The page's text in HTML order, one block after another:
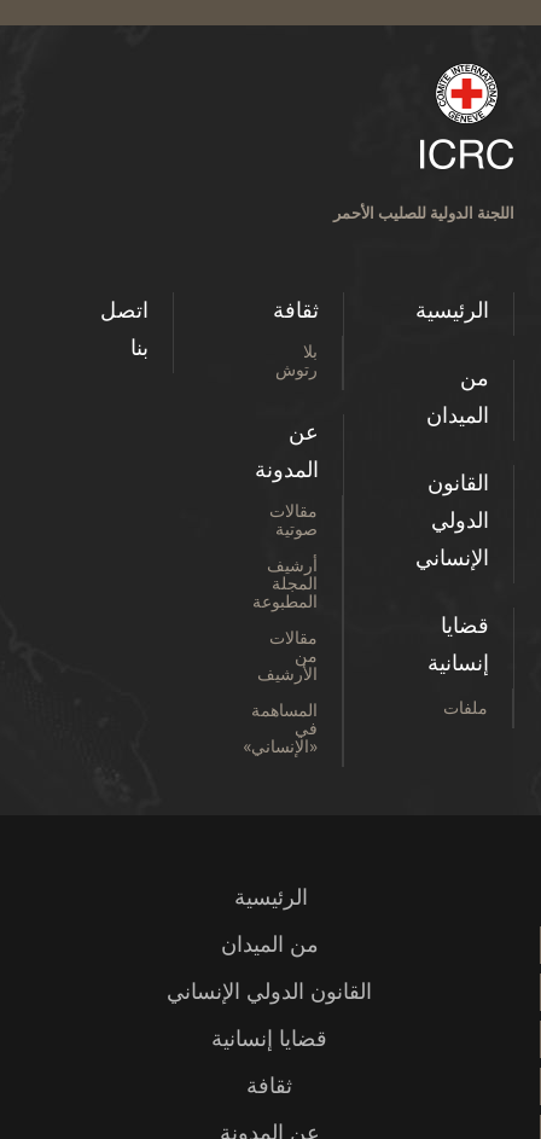
اللجنة الدولية للصليب الأحمر
الرئيسية
من
الميدان
القانون
الدولي
الإنساني
قضايا
إنسانية
ملفات
ثقافة
بلا
رتوش
عن
المدونة
مقالات
صوتية
أرشيف
المجلة
المطبوعة
مقالات
من
الأرشيف
المساهمة
في
«الإنساني»
اتصل
بنا
الرئيسية
من الميدان
القانون الدولي الإنساني
قضايا إنسانية
ثقافة
عن المدونة